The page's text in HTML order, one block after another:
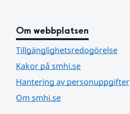
Om webbplatsen
Tillgänglighetsredogörelse
Kakor på smhi.se
Hantering av personuppgifter
Om smhi.se